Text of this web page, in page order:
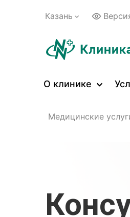
Казань
О клинике
Медицинские